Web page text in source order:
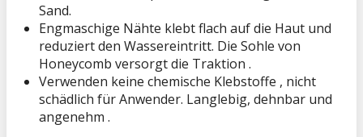
Sand.
Engmaschige Nähte klebt flach auf die Haut und
reduziert den Wassereintritt. Die Sohle von
Honeycomb versorgt die Traktion .
Verwenden keine chemische Klebstoffe , nicht
schädlich für Anwender. Langlebig, dehnbar und
angenehm .